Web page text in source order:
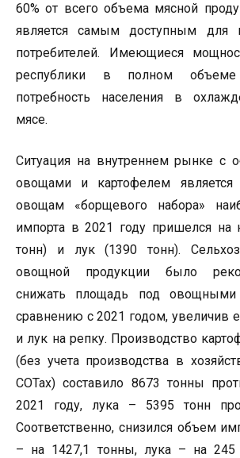
60% от всего объема мясной
является самым доступным для
потребителей. Имеющиеся
республики в полном объеме
потребность населения в
мясе.
Ситуация на внутреннем рынке с
овощами и картофелем является
овощам «борщевого набора»
импорта в 2021 году пришелся на
тонн) и лук (1390 тонн).
овощной продукции было
снижать площадь под овощными
сравнению с 2021 годом, увеличив
и лук на репку. Производство
(без учета производства в
СОТах) составило 8673 тонны
2021 году, лука – 5395 тонн
Соответственно, снизился объем
– на 1427,1 тонны, лука – на